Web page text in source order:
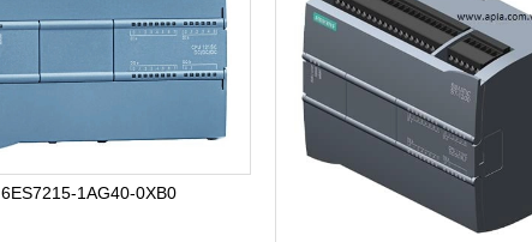
6ES7215-1AG40-0XB0